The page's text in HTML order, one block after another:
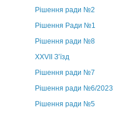
Рішення ради №2
Рішення Ради №1
Рішення ради №8
ХХVII З’їзд
Рішення ради №7
Рішення ради №6/2023
Рішення ради №5